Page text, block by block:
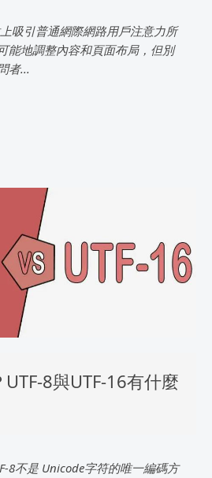
吸引普通網際網路用戶注意力所
能地調整內容和頁面布局，但別
者...
8與UTF-16有什麼
8不是 Unicode字符的唯一編碼方